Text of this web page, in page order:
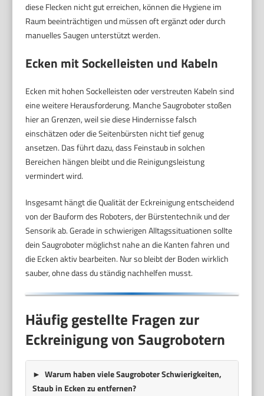
diese Flecken nicht gut erreichen, können die Hygiene im
Raum beeinträchtigen und müssen oft ergänzt oder durch
manuelles Saugen unterstützt werden.
Ecken mit Sockelleisten und Kabeln
Ecken mit hohen Sockelleisten oder verstreuten Kabeln sind
eine weitere Herausforderung. Manche Saugroboter stoßen
hier an Grenzen, weil sie diese Hindernisse falsch
einschätzen oder die Seitenbürsten nicht tief genug
ansetzen. Das führt dazu, dass Feinstaub in solchen
Bereichen hängen bleibt und die Reinigungsleistung
vermindert wird.
Insgesamt hängt die Qualität der Eckreinigung entscheidend
von der Bauform des Roboters, der Bürstentechnik und der
Sensorik ab. Gerade in schwierigen Alltagssituationen sollte
dein Saugroboter möglichst nahe an die Kanten fahren und
die Ecken aktiv bearbeiten. Nur so bleibt der Boden wirklich
sauber, ohne dass du ständig nachhelfen musst.
Häufig gestellte Fragen zur
Eckreinigung von Saugrobotern
Warum haben viele Saugroboter Schwierigkeiten,
Staub in Ecken zu entfernen?